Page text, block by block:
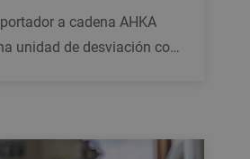
a cadena AHKA
unidad de desviación con
con un caudal de